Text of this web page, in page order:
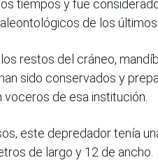
tiempos y fue
de los últimos
restos del cráneo,
sido conservados y
voceros de esa institución.
este depredador tenía
de largo y 12 de ancho.